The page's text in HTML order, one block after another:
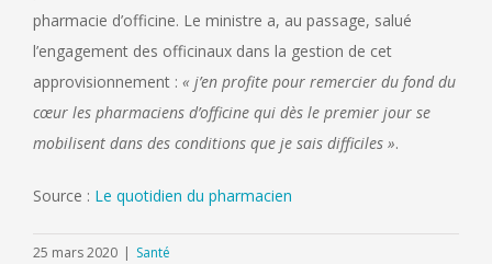
pharmacie d’officine. Le ministre a, au passage, salué
l’engagement des officinaux dans la gestion de cet
approvisionnement : « j’en profite pour remercier du fond du
cœur les pharmaciens d’officine qui dès le premier jour se
mobilisent dans des conditions que je sais difficiles ».
Source : Le quotidien du pharmacien
25 mars 2020 | Santé